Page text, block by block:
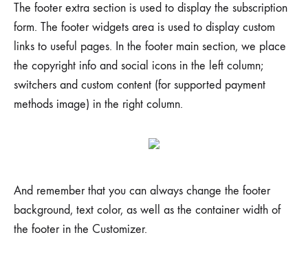
The footer extra section is used to display the subscription
form. The footer widgets area is used to display custom
links to useful pages. In the footer main section, we place
the copyright info and social icons in the left column;
switchers and custom content (for supported payment
methods image) in the right column.
And remember that you can always change the footer
background, text color, as well as the container width of
the footer in the Customizer.